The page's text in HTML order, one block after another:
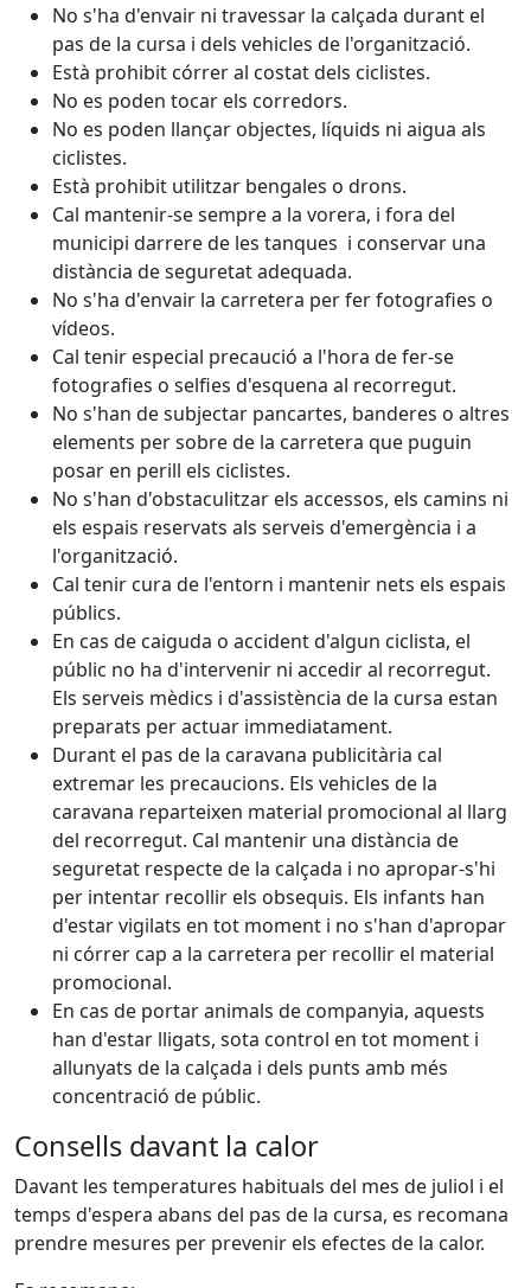
No s'ha d'envair ni travessar la calçada durant el
pas de la cursa i dels vehicles de l'organització.
Està prohibit córrer al costat dels ciclistes.
No es poden tocar els corredors.
No es poden llançar objectes, líquids ni aigua als
ciclistes.
Està prohibit utilitzar bengales o drons.
Cal mantenir-se sempre a la vorera, i fora del
municipi darrere de les tanques i conservar una
distància de seguretat adequada.
No s'ha d'envair la carretera per fer fotografies o
vídeos.
Cal tenir especial precaució a l'hora de fer-se
fotografies o selfies d'esquena al recorregut.
No s'han de subjectar pancartes, banderes o altres
elements per sobre de la carretera que puguin
posar en perill els ciclistes.
No s'han d'obstaculitzar els accessos, els camins ni
els espais reservats als serveis d'emergència i a
l'organització.
Cal tenir cura de l'entorn i mantenir nets els espais
públics.
En cas de caiguda o accident d'algun ciclista, el
públic no ha d'intervenir ni accedir al recorregut.
Els serveis mèdics i d'assistència de la cursa estan
preparats per actuar immediatament.
Durant el pas de la caravana publicitària cal
extremar les precaucions. Els vehicles de la
caravana reparteixen material promocional al llarg
del recorregut. Cal mantenir una distància de
seguretat respecte de la calçada i no apropar-s'hi
per intentar recollir els obsequis. Els infants han
d'estar vigilats en tot moment i no s'han d'apropar
ni córrer cap a la carretera per recollir el material
promocional.
En cas de portar animals de companyia, aquests
han d'estar lligats, sota control en tot moment i
allunyats de la calçada i dels punts amb més
concentració de públic.
Consells davant la calor
Davant les temperatures habituals del mes de juliol i el
temps d'espera abans del pas de la cursa, es recomana
prendre mesures per prevenir els efectes de la calor.